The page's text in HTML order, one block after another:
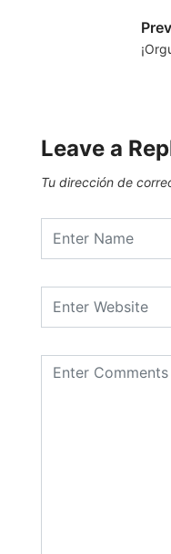
Leave a
Tu dirección de